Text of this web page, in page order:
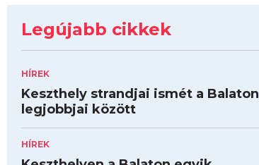
Legújabb cikkek
HÍREK
Keszthely strandjai ismét a Balaton
legjobbjai között
HÍREK